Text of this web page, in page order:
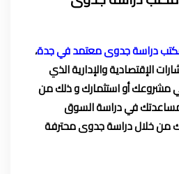
دراسة جدوى معتمد في جدة،
الإقتصادية والإدارية الذي
أو استثمارك و ذلك من
في دراسة السوق
من خلال دراسة جدوى محترفة